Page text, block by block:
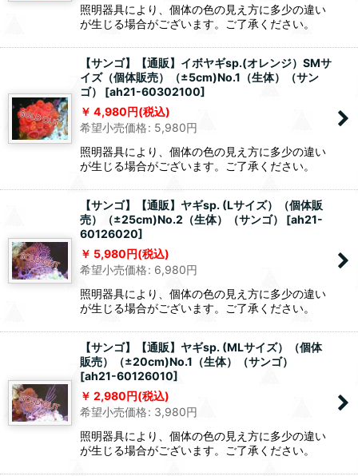
照明器具により、個体の色の見え方に多少の違い
が生じる場合がございます。ご了承ください。
【サンゴ】【通販】イボヤギsp.(オレンジ）SMサ
イズ（個体販売）（±5cm)No.1（生体）（サン
ゴ）
[ah21-60302100]
4,980円(税込)
希望小売価格: 5,980円
照明器具により、個体の色の見え方に多少の違い
が生じる場合がございます。ご了承ください。
【サンゴ】【通販】ヤギsp. (Lサイズ）（個体販
売）（±25cm)No.2（生体）（サンゴ）
[ah21-
60126020]
5,980円(税込)
希望小売価格: 6,980円
照明器具により、個体の色の見え方に多少の違い
が生じる場合がございます。ご了承ください。
【サンゴ】【通販】ヤギsp. (MLサイズ）（個体
販売）（±20cm)No.1（生体）（サンゴ）
[ah21-60126010]
2,980円(税込)
希望小売価格: 3,980円
照明器具により、個体の色の見え方に多少の違い
が生じる場合がございます。ご了承ください。